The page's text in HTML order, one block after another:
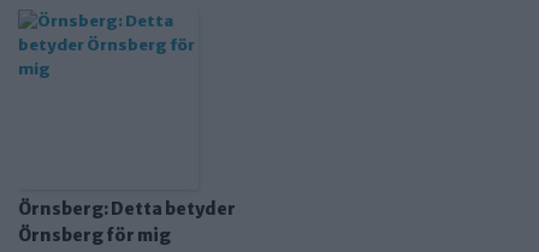
Örnsberg: Detta betyder
Örnsberg för mig